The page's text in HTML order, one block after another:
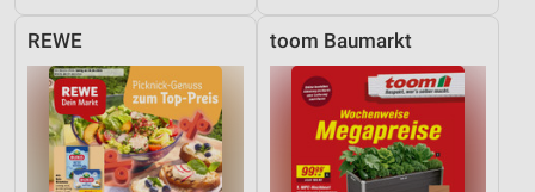
REWE toom Baumarkt